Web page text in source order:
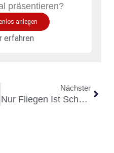
präsentieren?
anlegen
erfahren
Nächster
Nur Fliegen Ist Schöner …